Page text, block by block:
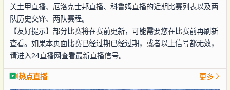
关土甲直播、厄洛克士邦直播、科鲁姆直播的近期比赛列表以及两
队历史交锋、两队赛程。
【友好提示】部分比赛将在赛前更新，可能需要您在比赛前再刷新
查看。如果本页面比赛已经过期已经过期，或者以上信号都无效，
请进入24直播网查看最新直播信号。
热点直播 更多